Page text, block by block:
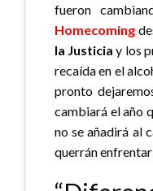
fueron
Homecoming
la Justicia y los
recaída en el
pronto
cambiará el año
no se añadirá al
querrán